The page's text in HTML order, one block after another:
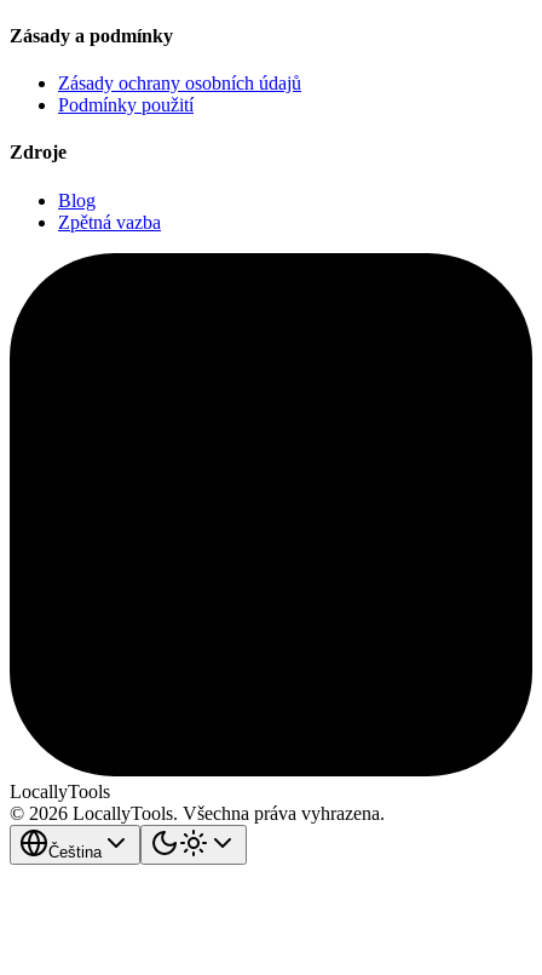
Zásady a podmínky
Zásady ochrany osobních údajů
Podmínky použití
Zdroje
Blog
Zpětná vazba
LocallyTools
© 2026 LocallyTools. Všechna práva vyhrazena.
Čeština